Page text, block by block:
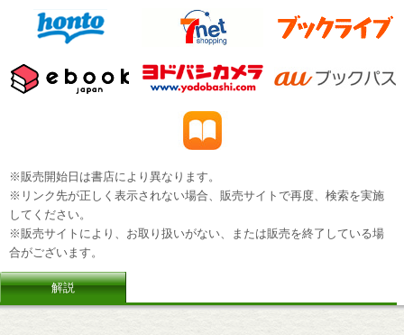
※販売開始日は書店により異なります。
※リンク先が正しく表示されない場合、販売サイトで再度、検索を実施
してください。
※販売サイトにより、お取り扱いがない、または販売を終了している場
合がございます。
解説